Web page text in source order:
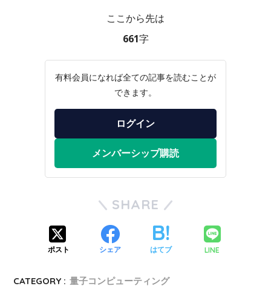
ここから先は
661字
有料会員になれば全ての記事を読むことが
できます。
ログイン
メンバーシップ購読
SHARE
ポスト シェア はてブ LINE
CATEGORY : 量子コンピューティング